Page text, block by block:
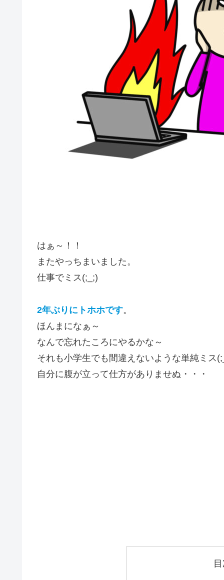
はぁ～！！
またやっちまいました。
仕事でミス(;_;)
2年ぶりにトホホです。
ほんまになぁ～
なんで忘れたころにやるかな～
それも小学生でも間違えないような単純ミス
自分に腹が立って仕方がありませぬ・・・